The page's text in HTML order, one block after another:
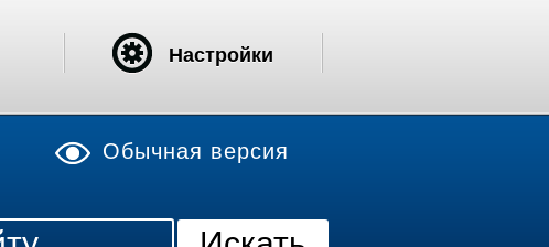
Обычная версия
Настройки